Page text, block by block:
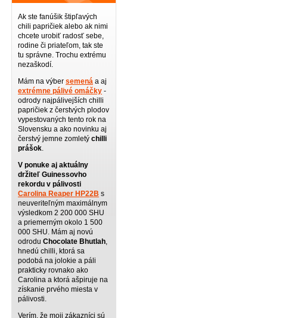
Ak ste fanúšik štipľavých
chili papričiek alebo ak nimi
chcete urobiť radosť sebe,
rodine či priateľom, tak ste
tu správne. Trochu extrému
nezaškodí.
Mám na výber semená a aj
extrémne pálivé omáčky -
odrody najpálivejších chilli
papričiek z čerstvých plodov
vypestovaných tento rok na
Slovensku a ako novinku aj
čerstvý jemne zomletý chilli
prášok.
V ponuke aj aktuálny
držiteľ Guinessovho
rekordu v pálivosti
Carolina Reaper HP22B s
neuveriteľným maximálnym
výsledkom 2 200 000 SHU
a priemerným okolo 1 500
000 SHU. Mám aj novú
odrodu Chocolate Bhutlah,
hnedú chilli, ktorá sa
podobá na jolokie a páli
prakticky rovnako ako
Carolina a ktorá ašpiruje na
získanie prvého miesta v
pálivosti.
Verím, že moji zákazníci sú